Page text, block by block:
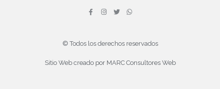
F
a
o
o
-
f
I
n
g
r
m
T
w
e
r
W
h
a
p
© Todos los derechos reservados
Sitio Web creado por MARC Consultores Web